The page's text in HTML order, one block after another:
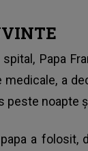
spital, Papa
a
peste noapte
a folosit,